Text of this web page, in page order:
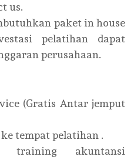
us.
paket in house
pelatihan dapat
perusahaan.
(Gratis Antar jemput
ke tempat pelatihan .
akuntansi